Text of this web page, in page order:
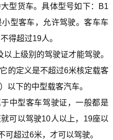
型货车。具体型号如下：B1
型客车，允许驾驶。客车车
得超过19人。
上级别的驾驶证才能驾驶。
的定义是不超过6米核定载客
以下的中型载客汽车。
中型客车驾驶证，一般都是
可以驾驶10人以上，19座以
可超过6米，才可以驾驶。